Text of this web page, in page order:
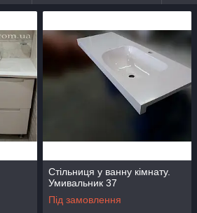
часто, як інші чаші, але ті хто
роботи з люб'язної згоди наших
Стільниця у ванну кімнату.
Умивальник 37
Під замовлення